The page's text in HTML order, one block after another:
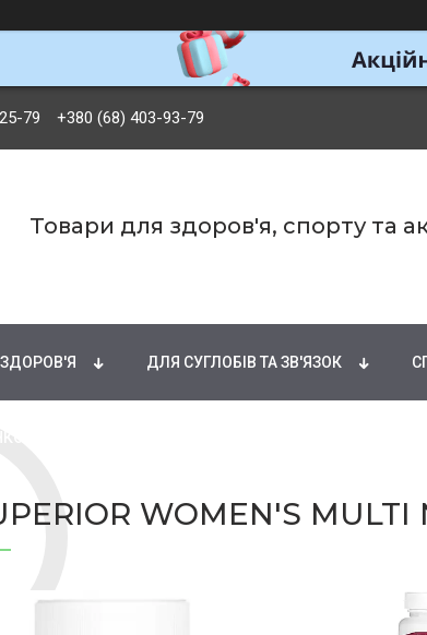
79 +380 (68) 403-93-79
Товари для здоров'я, спорту та
ЗДОРОВ'Я ДЛЯ СУГЛОБІВ ТА ЗВ'ЯЗОК
WOMEN'S